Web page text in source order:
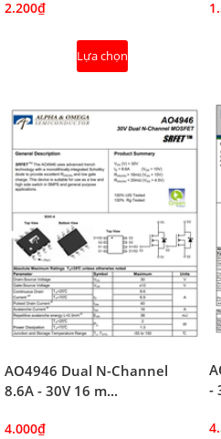
2.200₫
Lựa chọn
AO4946 Dual N-Channel
8.6A - 30V 16 m...
4.000₫
-